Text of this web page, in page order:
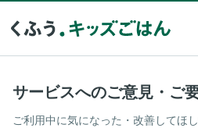
サービスへのご意見・ご
ご利用中に気になった・改善してほ